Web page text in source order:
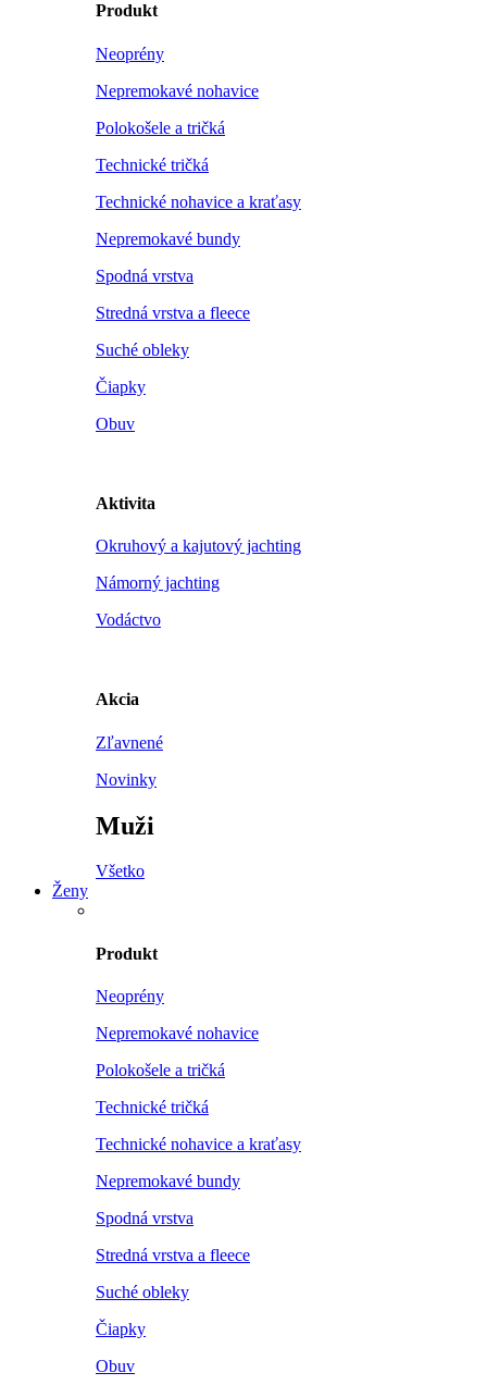
Produkt
Neoprény
Nepremokavé nohavice
Polokošele a tričká
Technické tričká
Technické nohavice a kraťasy
Nepremokavé bundy
Spodná vrstva
Stredná vrstva a fleece
Suché obleky
Čiapky
Obuv
Aktivita
Okruhový a kajutový jachting
Námorný jachting
Vodáctvo
Akcia
Zľavnené
Novinky
Muži
Všetko
Ženy
Produkt
Neoprény
Nepremokavé nohavice
Polokošele a tričká
Technické tričká
Technické nohavice a kraťasy
Nepremokavé bundy
Spodná vrstva
Stredná vrstva a fleece
Suché obleky
Čiapky
Obuv